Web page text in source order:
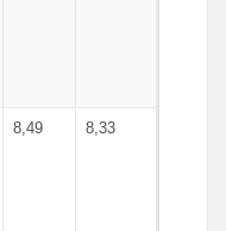
8,49 8,33